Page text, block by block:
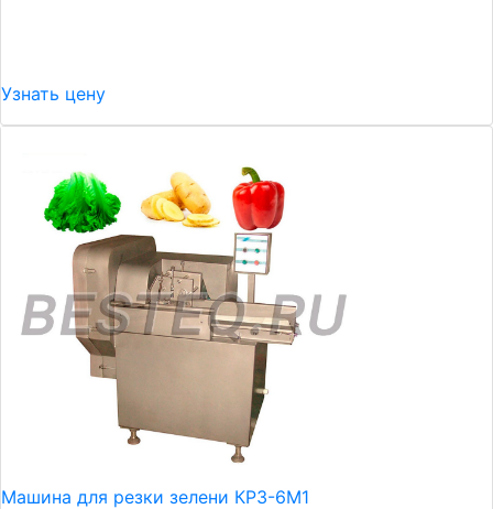
Узнать цену
Машина для резки зелени КРЗ-6М1